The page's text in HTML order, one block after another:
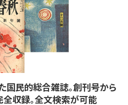
国民的総合雑誌。創刊号から
収録。全文検索が可能